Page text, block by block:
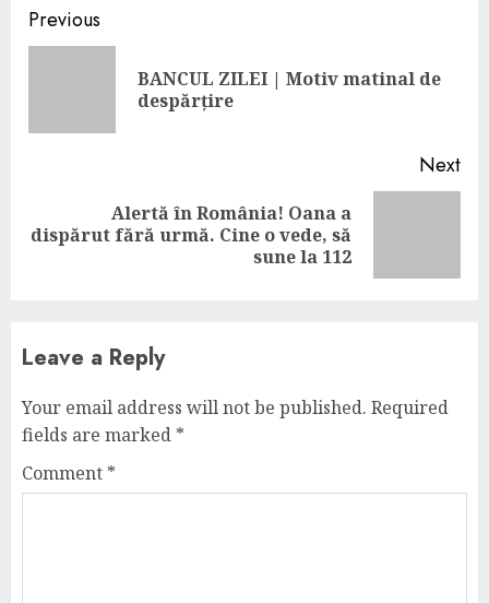
Continue
Reading
Previous
BANCUL ZILEI | Motiv matinal de
despărțire
Next
Next
Alertă în România! Oana a
dispărut fără urmă. Cine o vede, să
sune la 112
Leave a Reply
Your email address will not be published. Required
fields are marked *
Comment *